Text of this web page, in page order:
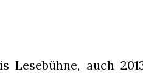
Lesebühne, auch